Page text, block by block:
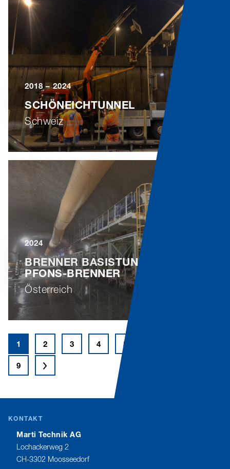
2018 – 2024
SCHÖNEICHTUNNEL
Schweiz
2024
BRENNER BASISTUNNEL - H53
PFONS-BRENNER
Österreich
1 2 3 4 5
9 >
KONTAKT
Marti Technik AG
Lochackerweg 2
CH-3302 Moosseedorf